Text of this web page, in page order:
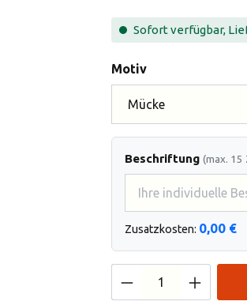
Sofort verfügbar,
Motivauswählen
Beschriftung (max. 15
Zusatzkosten: 0,00 €
Produkt